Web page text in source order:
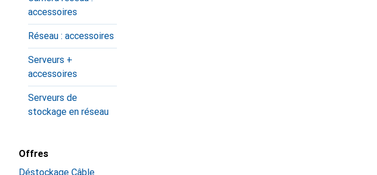
accessoires
Réseau : accessoires
Serveurs +
accessoires
Serveurs de
stockage en réseau
Offres
Déstockage Câble